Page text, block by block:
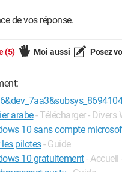
de vos réponse.
(5) Moi aussi Posez
arabe- Télécharger - Divers
10 sans compte
pilotes- Guide
10 gratuitement- Accueil